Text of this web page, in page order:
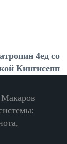
4ед со
Кингисепп
Макаров